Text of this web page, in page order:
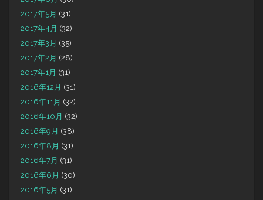
2017年5月 (31)
2017年4月 (32)
2017年3月 (35)
2017年2月 (28)
2017年1月 (31)
2016年12月 (31)
2016年11月 (32)
2016年10月 (32)
2016年9月 (38)
2016年8月 (31)
2016年7月 (31)
2016年6月 (30)
2016年5月 (31)